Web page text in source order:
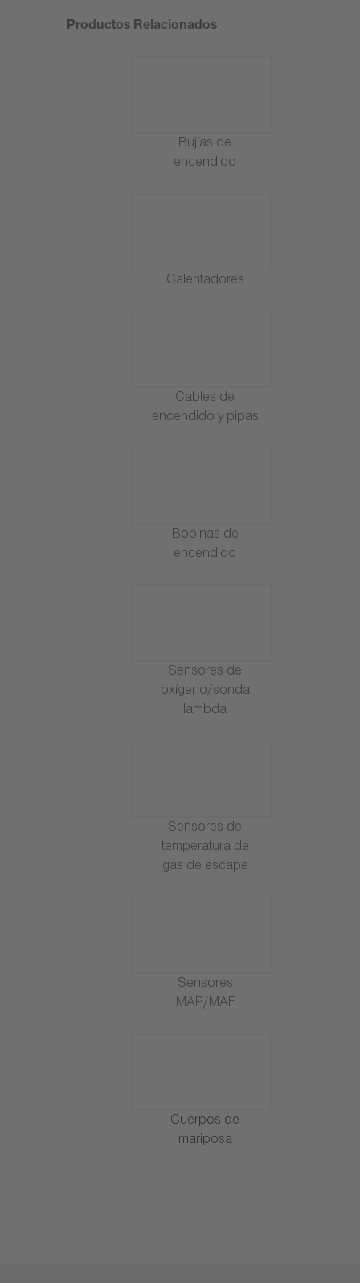
Productos Relacionados
Bujías de
encendido
Calentadores
Cables de
encendido y pipas
Bobinas de
encendido
Sensores de
oxígeno/sonda
lambda
Sensores de
temperatura de
gas de escape
Sensores
MAP/MAF
Cuerpos de
mariposa